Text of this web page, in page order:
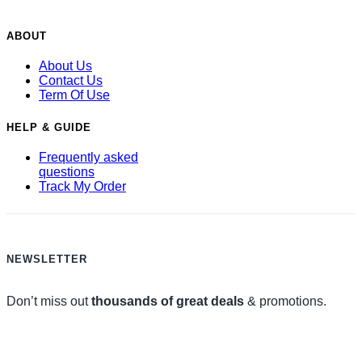
ABOUT
About Us
Contact Us
Term Of Use
HELP & GUIDE
Frequently asked
questions
Track My Order
NEWSLETTER
Don’t miss outthousands of great deals & promotions.